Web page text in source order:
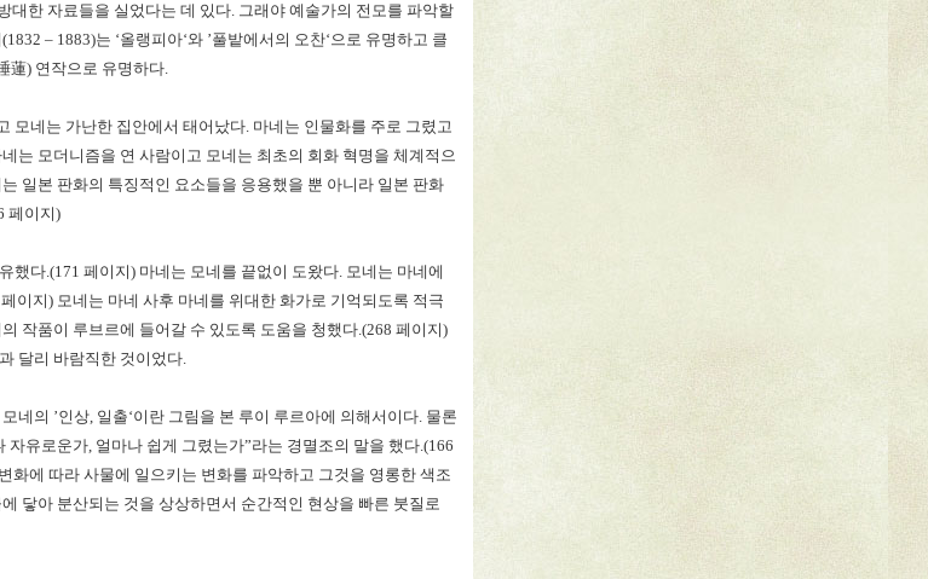
대한 자료들을 실었다는 데 있다. 그래야 예술가의 전모를 파악할
(1832 – 1883)는 ‘올랭피아‘와 ’풀밭에서의 오찬‘으로 유명하고 클
蓮) 연작으로 유명하다.
모네는 가난한 집안에서 태어났다. 마네는 인물화를 주로 그렸고
네는 모더니즘을 연 사람이고 모네는 최초의 회화 혁명을 체계적으
일본 판화의 특징적인 요소들을 응용했을 뿐 아니라 일본 판화
페이지)
했다.(171 페이지) 마네는 모네를 끝없이 도왔다. 모네는 마네에
페이지) 모네는 마네 사후 마네를 위대한 화가로 기억되도록 적극
작품이 루브르에 들어갈 수 있도록 도움을 청했다.(268 페이지)
달리 바람직한 것이었다.
네의 ’인상, 일출‘이란 그림을 본 루이 루르아에 의해서이다. 물론
자유로운가, 얼마나 쉽게 그렸는가”라는 경멸조의 말을 했다.(166
변화에 따라 사물에 일으키는 변화를 파악하고 그것을 영롱한 색조
닿아 분산되는 것을 상상하면서 순간적인 현상을 빠른 붓질로